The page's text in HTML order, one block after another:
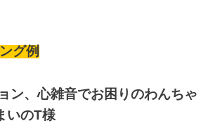
グ例
ン、心雑音でお困りのわんちゃ
いのT様